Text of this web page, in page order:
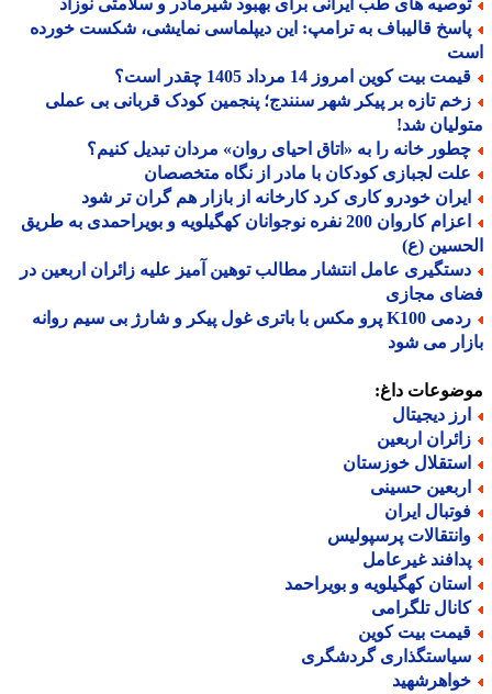
های طب ایرانی برای بهبود شیرمادر و سلامتی نوزاد
قالیباف به ترامپ: این دیپلماسی نمایشی، شکست خورده
بیت کوین امروز 14 مرداد 1405 چقدر است؟
تازه بر پیکر شهر سنندج؛ پنجمین کودک قربانی بی عملی
شد!
خانه را به «اتاق احیای روان» مردان تبدیل کنیم؟
لجبازی کودکان با مادر از نگاه متخصصان
خودرو کاری کرد کارخانه از بازار هم گران تر شود
اعزام کاروان 200 نفره نوجوانان کهگیلویه و بویراحمدی به طریق
(ع)
عامل انتشار مطالب توهین آمیز علیه زائران اربعین در
مجازی
ردمی K100 پرو مکس با باتری غول پیکر و شارژ بی سیم روانه
می شود
داغ:
دیجیتال
اربعین
خوزستان
حسینی
ایران
پرسپولیس
غیرعامل
کهگیلویه و بویراحمد
تلگرامی
بیت کوین
گردشگری